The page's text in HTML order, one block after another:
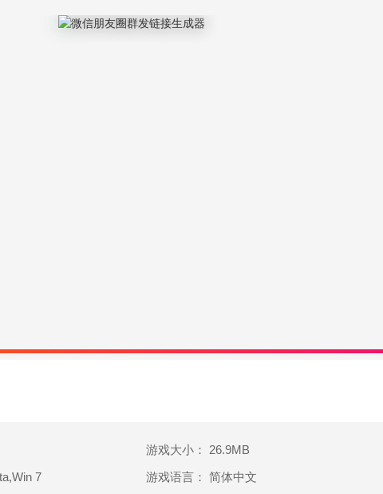
游戏大小： 26.9MB
7
游戏语言： 简体中文